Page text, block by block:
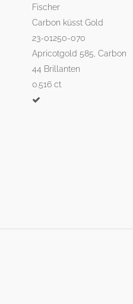
Fischer
Carbon küsst Gold
23-01250-070
Apricotgold 585, Carbon
44 Brillanten
0.516 ct